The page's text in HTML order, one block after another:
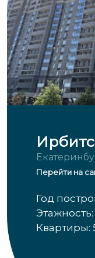
Перейти на
Год
Этажность:
Квартиры: